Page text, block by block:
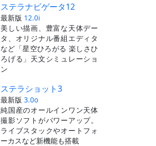
ステラナビゲータ12
最新版 12.0i
美しい描画、豊富な天体デー
タ、オリジナル番組エディタ
など「星空ひろがる 楽しさひ
ろげる」天文シミュレーショ
ン
ステラショット3
最新版 3.0o
純国産のオールインワン天体
撮影ソフトがパワーアップ。
ライブスタックやオートフォ
ーカスなど新機能も搭載